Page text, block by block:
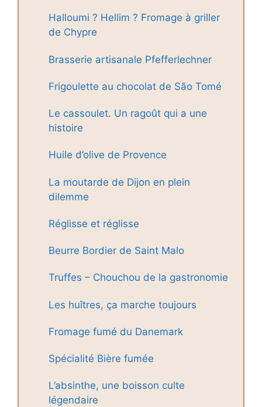
Halloumi ? Hellim ? Fromage à griller
de Chypre
Brasserie artisanale Pfefferlechner
Frigoulette au chocolat de São Tomé
Le cassoulet. Un ragoût qui a une
histoire
Huile d’olive de Provence
La moutarde de Dijon en plein
dilemme
Réglisse et réglisse
Beurre Bordier de Saint Malo
Truffes – Chouchou de la gastronomie
Les huîtres, ça marche toujours
Fromage fumé du Danemark
Spécialité Bière fumée
L’absinthe, une boisson culte
légendaire